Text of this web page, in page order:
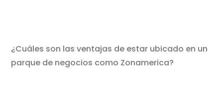
¿Cuáles son las ventajas de estar ubicado en un
parque de negocios como Zonamerica?